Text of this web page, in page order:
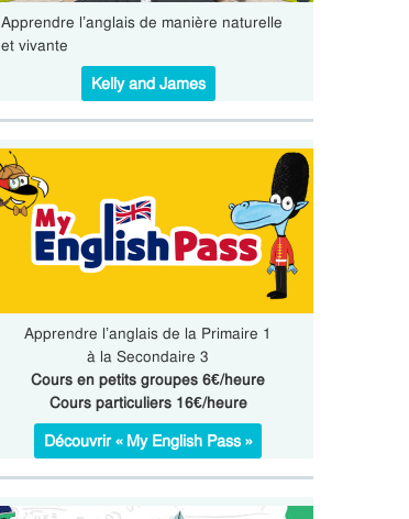
Apprendre l’anglais de manière naturelle
et vivante
Kelly and James
Apprendre l’anglais de la Primaire 1
à la Secondaire 3
Cours en petits groupes 6€/heure
Cours particuliers 16€/heure
Découvrir « My English Pass »